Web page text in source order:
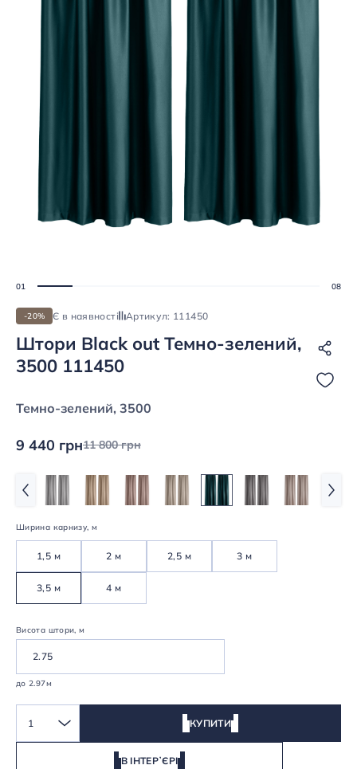
-20% Є в наявності Артикул: 111450
Штори Black out Темно-зелений,
3500 111450
Темно-зелений, 3500
9 440 грн11 800 грн
Ширина карнизу, м
1,5 м 2 м 2,5 м 3 м
3,5 м 4 м
Висота штори, м
до 2.97м
1 КУПИТИ
В ІНТЕРʼЄРІ